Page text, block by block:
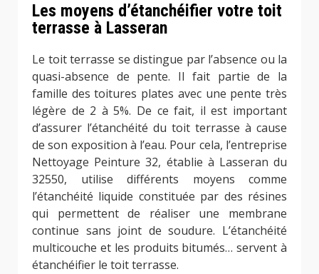
Les moyens d’étanchéifier votre toit
terrasse à Lasseran
Le toit terrasse se distingue par l’absence ou la
quasi-absence de pente. Il fait partie de la
famille des toitures plates avec une pente très
légère de 2 à 5%. De ce fait, il est important
d’assurer l’étanchéité du toit terrasse à cause
de son exposition à l’eau. Pour cela, l’entreprise
Nettoyage Peinture 32, établie à Lasseran du
32550, utilise différents moyens comme
l’étanchéité liquide constituée par des résines
qui permettent de réaliser une membrane
continue sans joint de soudure. L’étanchéité
multicouche et les produits bitumés… servent à
étanchéifier le toit terrasse.